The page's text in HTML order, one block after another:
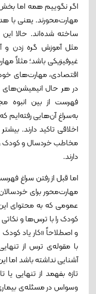
اگر نگوییم همه اما بخش
مهارت‌محورند. یعنی با
ساخته شده‌اند. حالا
مثل آموزش گره زدن و
غیرفیزیکی باشد؛ مثلاً
اقتصادی، مهارت‌های
در هر حال انیمیشن‌های
فهرست از بین انبوه
به‌سراغ آن‌هایی رفته‌ایم
اخلاقی تاکید دارند.
مخاطب خردسال و کودک
دارند.
اما قبل از رفتن سراغ
مهارت‌محور برای
عمومی که به محتوای
کودک را با ترس‌ها و
و اصطلاحاً «کار یاد
با مقوله‌ی ترس از
آشنایی نداشته باشد
تازه بفهمد از تنهایی
وسواس در مسئله‌ی